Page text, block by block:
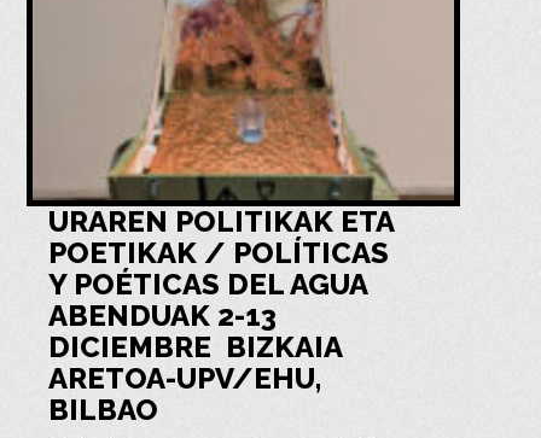
URAREN POLITIKAK ETA
POETIKAK / POLÍTICAS
Y POÉTICAS DEL AGUA ​
ABENDUAK 2-13
DICIEMBRE ​ BIZKAIA
ARETOA-UPV/EHU,
BILBAO